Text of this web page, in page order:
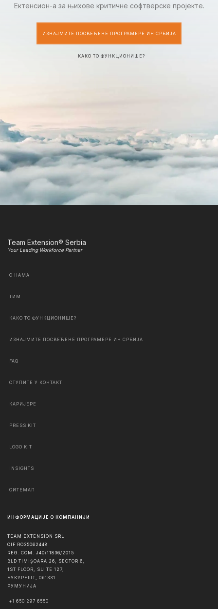
Ектенсион-а за њихове критичне софтверске пројекте.
ИЗНАЈМИТЕ ПОСВЕЋЕНЕ ПРОГРАМЕРЕ ИН СРБИЈА
КАКО ТО ФУНКЦИОНИШЕ?
Team Extension® Serbia
Your Leading Workforce Partner
О НАМА
ТИМ
КАКО ТО ФУНКЦИОНИШЕ?
ИЗНАЈМИТЕ ПОСВЕЋЕНЕ ПРОГРАМЕРЕ ИН СРБИЈА
FAQ
СТУПИТЕ У КОНТАКТ
КАРИЈЕРЕ
PRESS KIT
LOGO KIT
INSIGHTS
СИТЕМАП
ИНФОРМАЦИЈЕ О КОМПАНИЈИ
TEAM EXTENSION SRL
CIF RO35062448
REG. COM. J40/11836/2015
BLD TIMIȘOARA 26, SECTOR 6,
1ST FLOOR, SUITE 127,
БУКУРЕШТ, 061331
РУМУНИЈА
+1 650 297 6550